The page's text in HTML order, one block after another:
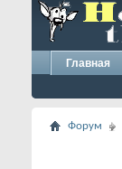
Главная
Форум